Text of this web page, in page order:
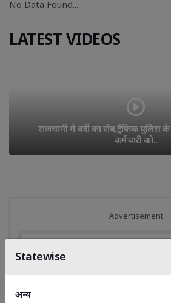
पूर्व विधायक विजय मिश्रा की पत्नी
विद्या, बुद्धि और विवेक से ही कार्य की
रामपुर रेडिको खैतान फैक्ट्री में
No Data Found...
LATEST VIDEOS
राजधानी में वर्दी का रोब,ट्रैफिक पुलिस
कर्मचारी को..
Advertisement
Statewise
अन्य